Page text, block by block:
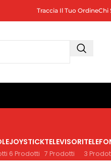
Traccia Il Tuo OrdineChi
JOYSTICK
6 Prodotti
TELEVISORI
7 Prodotti 3